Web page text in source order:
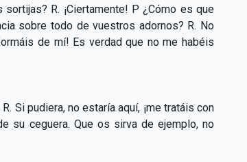
R. ¡Ciertamente! P ¿Cómo es que
sobre todo de vuestros adornos? R. No
de mí! Es verdad que no me habéis
Si pudiera, no estaría aquí, ¡me tratáis con
su ceguera. Que os sirva de ejemplo, no